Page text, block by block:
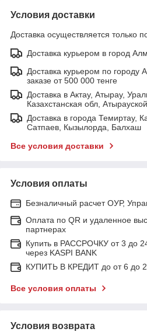
Условия доставки
Доставка осуществляется только
Доставка курьером в город
Доставка курьером по городу
заказе от 500 000 тенге
Доставка в Актау, Атырау,
Казахстанская обл,
Доставка в города Темиртау,
Сатпаев, Кызылорда, Балхаш
Все условия доставки
Условия оплаты
Безналичный расчет ОУР,
Оплата по QR и удаленное
партнерах
Купить в РАССРОЧКУ от 3 до
через KASPI BANK
КУПИТЬ В КРЕДИТ до от 6 до
Все условия оплаты
Условия возврата